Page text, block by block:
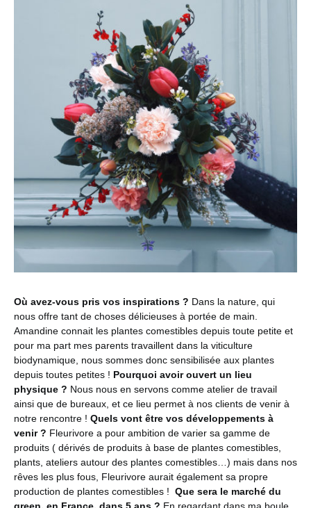
Où avez-vous pris vos inspirations ? Dans la nature, qui
nous offre tant de choses délicieuses à portée de main.
Amandine connait les plantes comestibles depuis toute petite et
pour ma part mes parents travaillent dans la viticulture
biodynamique, nous sommes donc sensibilisée aux plantes
depuis toutes petites ! Pourquoi avoir ouvert un lieu
physique ? Nous nous en servons comme atelier de travail
ainsi que de bureaux, et ce lieu permet à nos clients de venir à
notre rencontre ! Quels vont être vos développements à
venir ? Fleurivore a pour ambition de varier sa gamme de
produits ( dérivés de produits à base de plantes comestibles,
plants, ateliers autour des plantes comestibles…) mais dans nos
rêves les plus fous, Fleurivore aurait également sa propre
production de plantes comestibles ! Que sera le marché du